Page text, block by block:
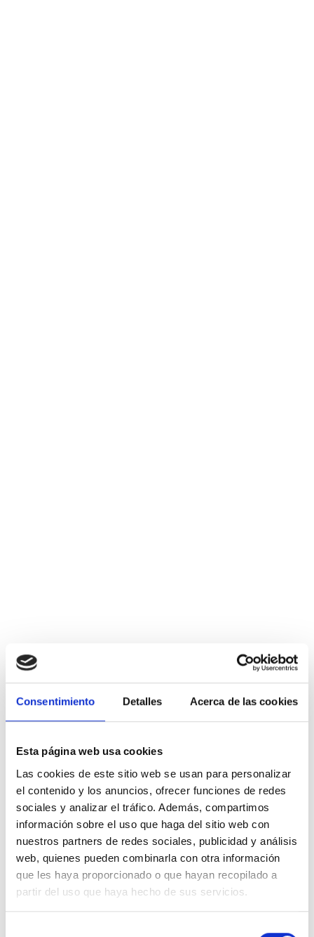
Consentimiento Detalles Acerca de las cookies
Esta página web usa cookies
Las cookies de este sitio web se usan para personalizar
el contenido y los anuncios, ofrecer funciones de redes
sociales y analizar el tráfico. Además, compartimos
información sobre el uso que haga del sitio web con
nuestros partners de redes sociales, publicidad y análisis
web, quienes pueden combinarla con otra información
que les haya proporcionado o que hayan recopilado a
partir del uso que haya hecho de sus servicios.